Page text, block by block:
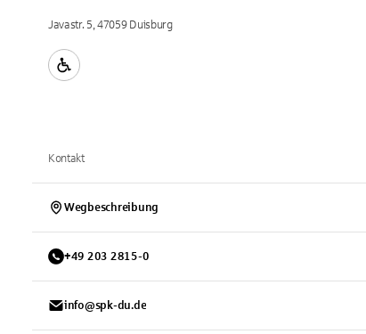
Javastr. 5, 47059 Duisburg
Kontakt
Wegbeschreibung
+49 203 2815-0
info@spk-du.de